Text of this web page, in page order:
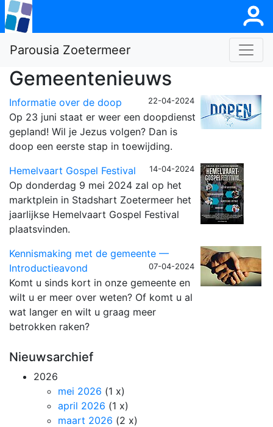
Parousia Zoetermeer
Gemeentenieuws
Informatie over de doop 22-04-2024
Op 23 juni staat er weer een doopdienst
gepland! Wil je Jezus volgen? Dan is
doop een eerste stap in toewijding.
Hemelvaart Gospel Festival
14-04-2024
Op donderdag 9 mei 2024 zal op het
marktplein in Stadshart Zoetermeer het
jaarlijkse Hemelvaart Gospel Festival
plaatsvinden.
Kennismaking met de gemeente —
Introductieavond
07-04-2024
Komt u sinds kort in onze gemeente en
wilt u er meer over weten? Of komt u al
wat langer en wilt u graag meer
betrokken raken?
Nieuwsarchief
2026
mei 2026 (1 x)
april 2026 (1 x)
maart 2026 (2 x)